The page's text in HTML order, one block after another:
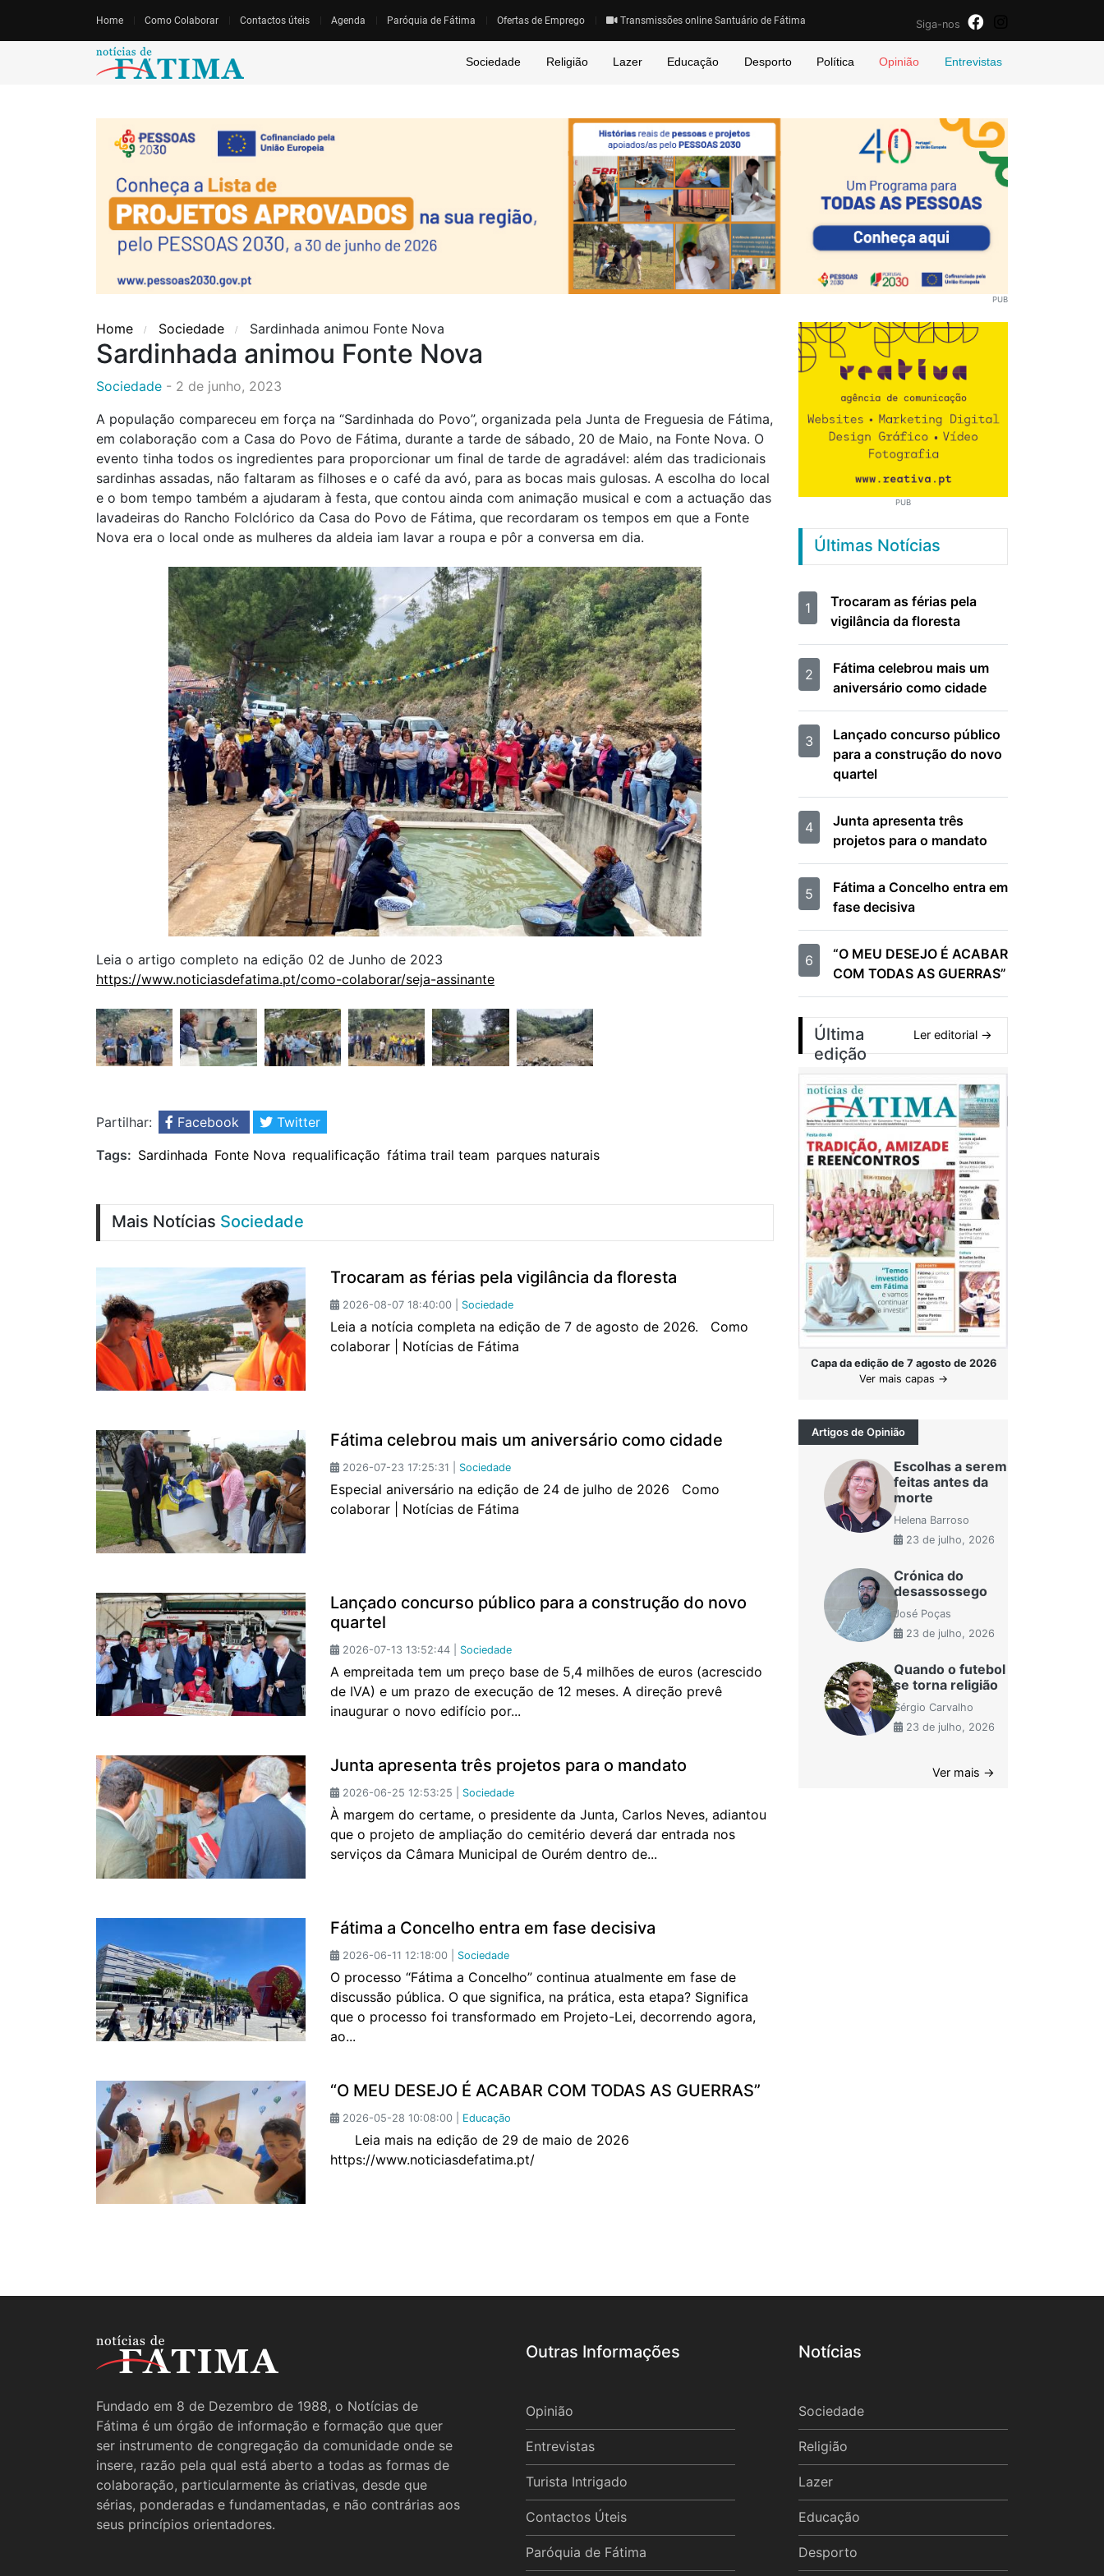
Home Como Colaborar Contactos úteis Agenda Paróquia de Fátima Ofertas de Emprego Transmissões online Santuário de Fátima Siga-nos
Sociedade Religião Lazer Educação Desporto Política Opinião Entrevistas
PUB
Home Sociedade Sardinhada animou Fonte Nova
Sardinhada animou Fonte Nova
Sociedade - 2 de junho, 2023
A população compareceu em força na “Sardinhada do Povo”, organizada pela Junta de Freguesia de Fátima,
em colaboração com a Casa do Povo de Fátima, durante a tarde de sábado, 20 de Maio, na Fonte Nova. O
evento tinha todos os ingredientes para proporcionar um final de tarde de agradável: além das tradicionais
sardinhas assadas, não faltaram as filhoses e o café da avó, para as bocas mais gulosas. A escolha do local
e o bom tempo também a ajudaram à festa, que contou ainda com animação musical e com a actuação das
lavadeiras do Rancho Folclórico da Casa do Povo de Fátima, que recordaram os tempos em que a Fonte
Nova era o local onde as mulheres da aldeia iam lavar a roupa e pôr a conversa em dia.
Leia o artigo completo na edição 02 de Junho de 2023
https://www.noticiasdefatima.pt/como-colaborar/seja-assinante
Partilhar: Facebook
Twitter
Tags: Sardinhada Fonte Nova requalificação fátima trail team parques naturais
Mais Notícias Sociedade
Trocaram as férias pela vigilância da floresta
2026-08-07 18:40:00 | Sociedade
Leia a notícia completa na edição de 7 de agosto de 2026. Como
colaborar | Notícias de Fátima
Fátima celebrou mais um aniversário como cidade
2026-07-23 17:25:31 | Sociedade
Especial aniversário na edição de 24 de julho de 2026 Como
colaborar | Notícias de Fátima
Lançado concurso público para a construção do novo
quartel
2026-07-13 13:52:44 | Sociedade
A empreitada tem um preço base de 5,4 milhões de euros (acrescido
de IVA) e um prazo de execução de 12 meses. A direção prevê
inaugurar o novo edifício por...
Junta apresenta três projetos para o mandato
2026-06-25 12:53:25 | Sociedade
À margem do certame, o presidente da Junta, Carlos Neves, adiantou
que o projeto de ampliação do cemitério deverá dar entrada nos
serviços da Câmara Municipal de Ourém dentro de...
Fátima a Concelho entra em fase decisiva
2026-06-11 12:18:00 | Sociedade
O processo “Fátima a Concelho” continua atualmente em fase de
discussão pública. O que significa, na prática, esta etapa? Significa
que o processo foi transformado em Projeto-Lei, decorrendo agora,
ao...
“O MEU DESEJO É ACABAR COM TODAS AS GUERRAS”
2026-05-28 10:08:00 | Educação
Leia mais na edição de 29 de maio de 2026
https://www.noticiasdefatima.pt/
PUB
Últimas Notícias
1
Trocaram as férias pela
vigilância da floresta
2
Fátima celebrou mais um
aniversário como cidade
3
Lançado concurso público
para a construção do novo
quartel
4
Junta apresenta três
projetos para o mandato
5
Fátima a Concelho entra em
fase decisiva
6
“O MEU DESEJO É ACABAR
COM TODAS AS GUERRAS”
Última
edição
Ler editorial →
Capa da edição de 7 agosto de 2026
Ver mais capas →
Artigos de Opinião
Escolhas a serem
feitas antes da
morte
Helena Barroso
23 de julho, 2026
Crónica do
desassossego
José Poças
23 de julho, 2026
Quando o futebol
se torna religião
Sérgio Carvalho
23 de julho, 2026
Ver mais →
Fundado em 8 de Dezembro de 1988, o Notícias de
Fátima é um órgão de informação e formação que quer
ser instrumento de congregação da comunidade onde se
insere, razão pela qual está aberto a todas as formas de
colaboração, particularmente às criativas, desde que
sérias, ponderadas e fundamentadas, e não contrárias aos
seus princípios orientadores.
Outras Informações
Opinião
Entrevistas
Turista Intrigado
Contactos Úteis
Paróquia de Fátima
Notícias
Sociedade
Religião
Lazer
Educação
Desporto